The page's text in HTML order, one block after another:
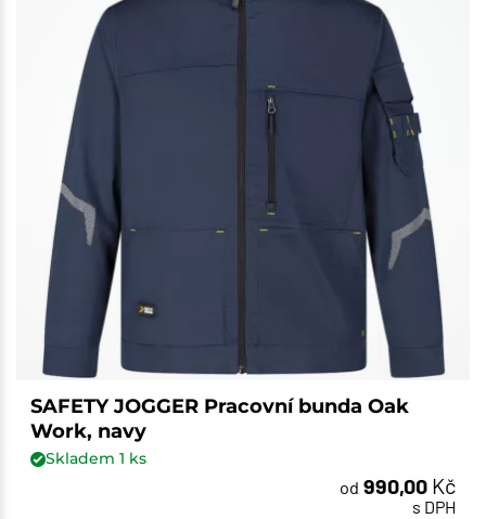
SAFETY JOGGER Pracovní bunda Oak
Work, navy
Skladem 1 ks
od 990,00 Kč
s DPH